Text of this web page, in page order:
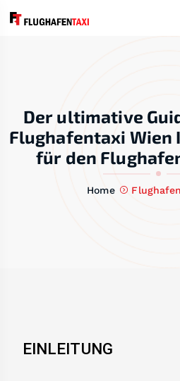
Der ultimative
Flughafentaxi Wien
für den
Home
EINLEITUNG